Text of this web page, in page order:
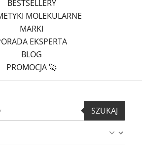
BESTSELLERY
MOLEKULARNE
MARKI
EKSPERTA
BLOG
PROMOCJA 🚀
SZUKAJ